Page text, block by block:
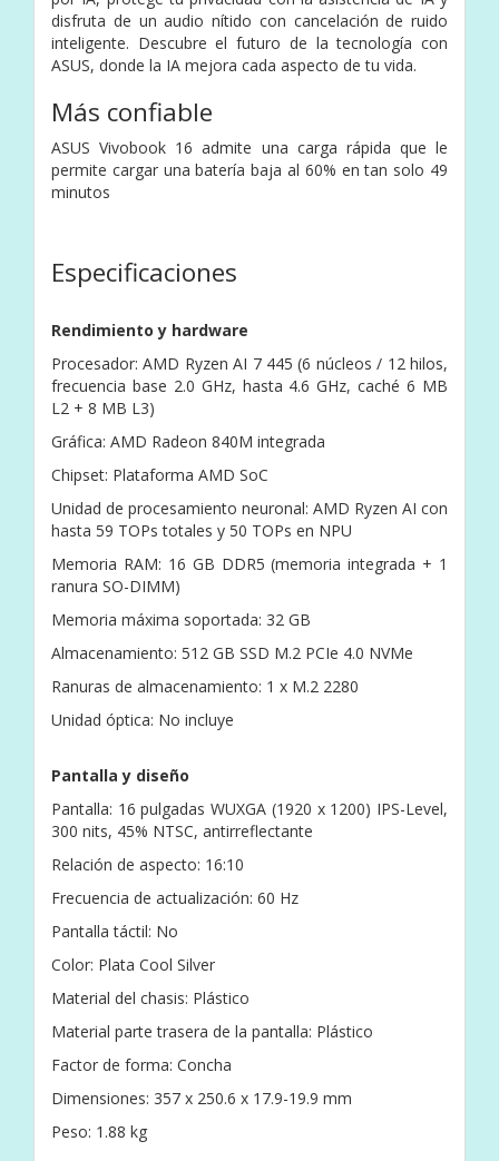
disfruta de un audio nítido con cancelación de ruido
inteligente. Descubre el futuro de la tecnología con
ASUS, donde la IA mejora cada aspecto de tu vida.
Más confiable
ASUS Vivobook 16 admite una carga rápida que le
permite cargar una batería baja al 60% en tan solo 49
minutos
Especificaciones
Rendimiento y hardware
Procesador: AMD Ryzen AI 7 445 (6 núcleos / 12 hilos,
frecuencia base 2.0 GHz, hasta 4.6 GHz, caché 6 MB
L2 + 8 MB L3)
Gráfica: AMD Radeon 840M integrada
Chipset: Plataforma AMD SoC
Unidad de procesamiento neuronal: AMD Ryzen AI con
hasta 59 TOPs totales y 50 TOPs en NPU
Memoria RAM: 16 GB DDR5 (memoria integrada + 1
ranura SO-DIMM)
Memoria máxima soportada: 32 GB
Almacenamiento: 512 GB SSD M.2 PCIe 4.0 NVMe
Ranuras de almacenamiento: 1 x M.2 2280
Unidad óptica: No incluye
Pantalla y diseño
Pantalla: 16 pulgadas WUXGA (1920 x 1200) IPS-Level,
300 nits, 45% NTSC, antirreflectante
Relación de aspecto: 16:10
Frecuencia de actualización: 60 Hz
Pantalla táctil: No
Color: Plata Cool Silver
Material del chasis: Plástico
Material parte trasera de la pantalla: Plástico
Factor de forma: Concha
Dimensiones: 357 x 250.6 x 17.9-19.9 mm
Peso: 1.88 kg